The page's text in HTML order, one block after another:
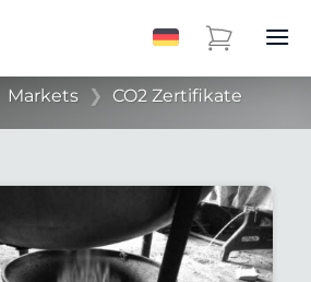
Markets ❯ CO2 Zertifikate